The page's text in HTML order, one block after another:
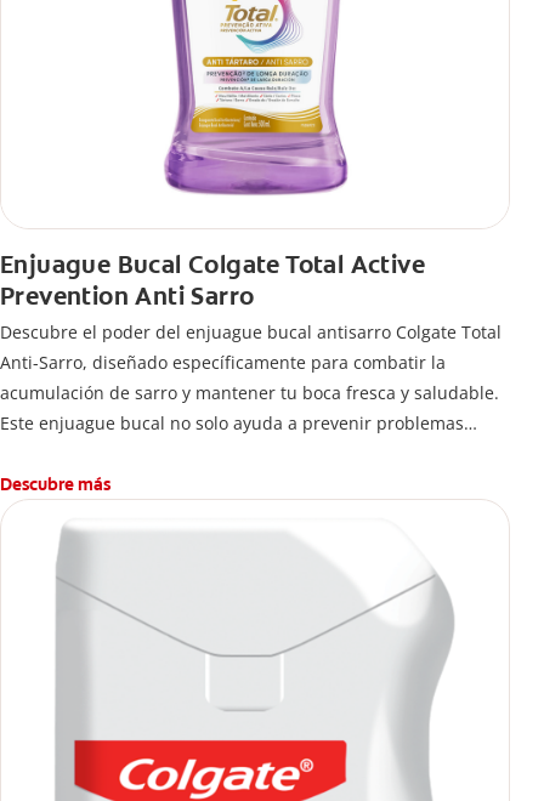
Enjuague Bucal Colgate Total Active
Prevention Anti Sarro
Descubre el poder del enjuague bucal antisarro Colgate Total
Anti-Sarro, diseñado específicamente para combatir la
acumulación de sarro y mantener tu boca fresca y saludable.
Este enjuague bucal no solo ayuda a prevenir problemas
Descubre más